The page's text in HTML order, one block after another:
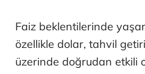
Faiz beklentilerinde
özellikle dolar, tahvil
üzerinde doğrudan etkili